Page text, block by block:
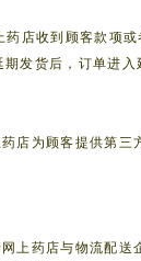
药店收到顾客款项
发货后，订单进入
店 为顾客提供第三
网上药店与物流配送